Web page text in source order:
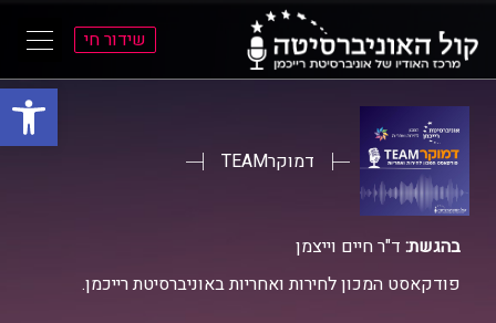
פתח
הראשי
הראשי
שידור חי
דמוקרTEAM
בהגשת: ד"ר חיים וייצמן
פודקאסט המכון לחירות ואחריות באוניברסיטת רייכמן.